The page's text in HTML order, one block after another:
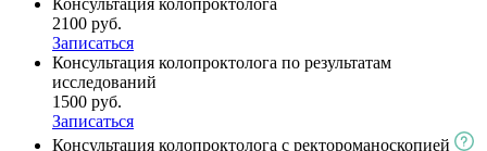
2100 руб.
Записаться
Консультация колопроктолога по результатам
исследований
1500 руб.
Записаться
Консультация колопроктолога с ректороманоскопией